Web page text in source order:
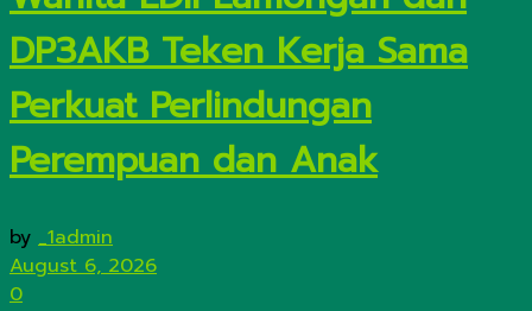
DP3AKB Teken Kerja Sama
Perkuat Perlindungan
Perempuan dan Anak
by _1admin
August 6, 2026
0